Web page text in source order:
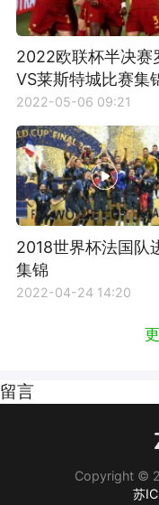
2022欧联杯半决赛
VS莱斯特城比赛集
2022-05-06 09:21
2018世界杯法国队
集锦
2022-04-24 14:20
留言
Copyright ©
苏